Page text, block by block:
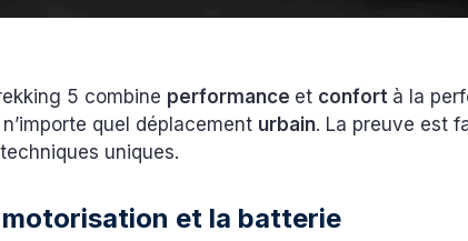
5 combine performance et confort à la
quel déplacement urbain. La preuve est
techniques uniques.
motorisation et la batterie